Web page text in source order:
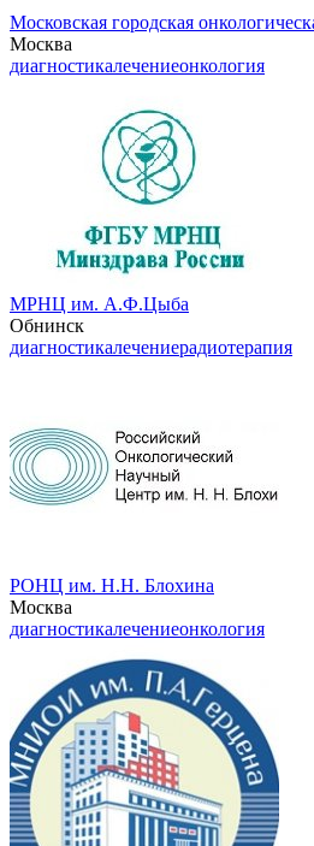
Московская городская
Москва
диагностикалечениеонкология
МРНЦ им. А.Ф.Цыба
Обнинск
диагностикалечениерадиотерапия
РОНЦ им. Н.Н. Блохина
Москва
диагностикалечениеонкология